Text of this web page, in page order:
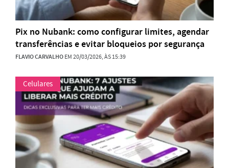
Pix no Nubank: como configurar limites, agendar
transferências e evitar bloqueios por segurança
FLAVIO CARVALHOEM 20/03/2026, ÀS 15:39
Celulares